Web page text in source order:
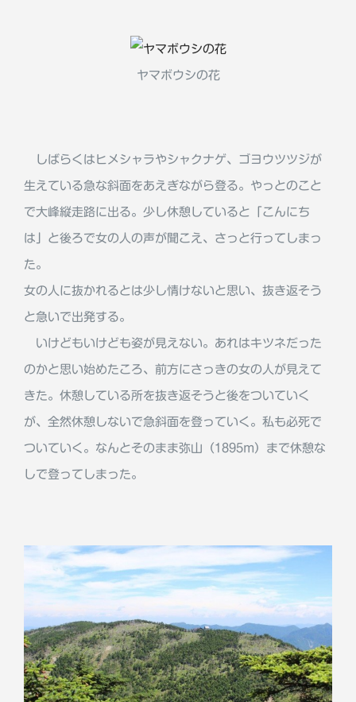
ヤマボウシの花
しばらくはヒメシャラやシャクナゲ、ゴヨウツツジが
生えている急な斜面をあえぎながら登る。やっとのこと
で大峰縦走路に出る。少し休憩していると「こんにち
は」と後ろで女の人の声が聞こえ、さっと行ってしまっ
た。
女の人に抜かれるとは少し情けないと思い、抜き返そう
と急いで出発する。
いけどもいけども姿が見えない。あれはキツネだった
のかと思い始めたころ、前方にさっきの女の人が見えて
きた。休憩している所を抜き返そうと後をついていく
が、全然休憩しないで急斜面を登っていく。私も必死で
ついていく。なんとそのまま弥山（1895m）まで休憩な
しで登ってしまった。